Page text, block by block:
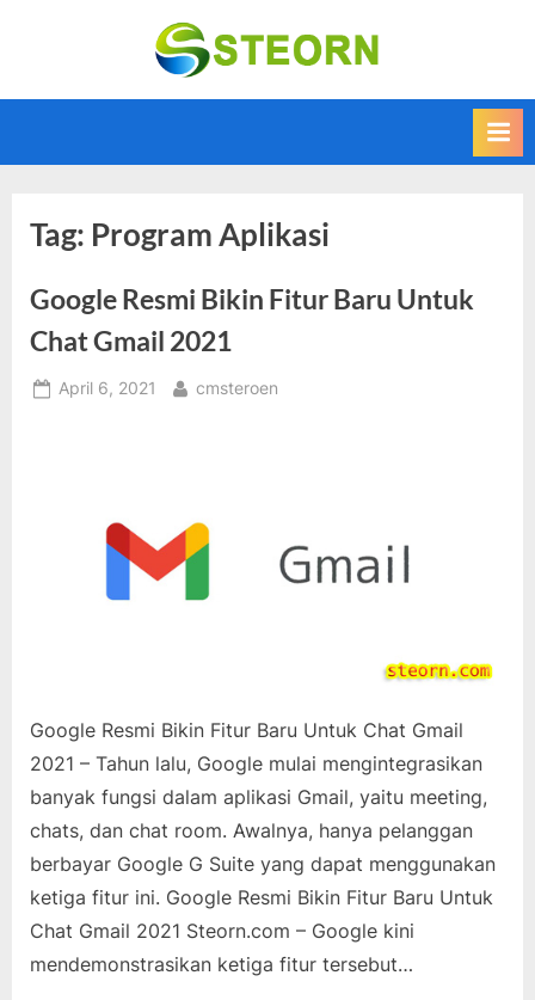
Informasi
Terkini dan
Informasi teknologi
terbaru dan
Tag: Program Aplikasi
Google Resmi Bikin Fitur Baru Untuk
Chat Gmail 2021
Posted
April 6, 2021 By
cmsteroen
Google Resmi Bikin Fitur Baru Untuk Chat Gmail
2021 – Tahun lalu, Google mulai mengintegrasikan
banyak fungsi dalam aplikasi Gmail, yaitu meeting,
chats, dan chat room. Awalnya, hanya pelanggan
berbayar Google G Suite yang dapat menggunakan
ketiga fitur ini. Google Resmi Bikin Fitur Baru Untuk
Chat Gmail 2021 Steorn.com – Google kini
mendemonstrasikan ketiga fitur tersebut…